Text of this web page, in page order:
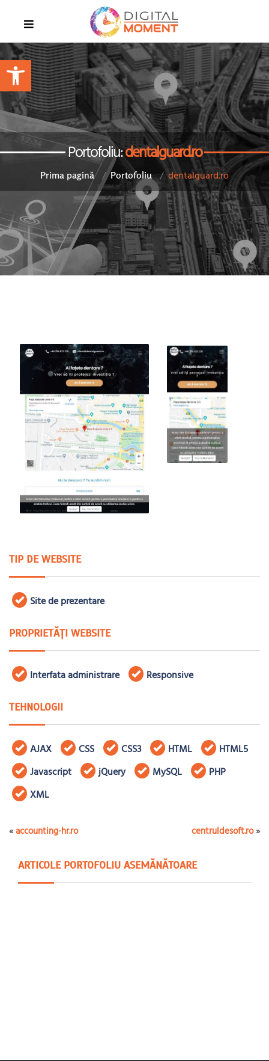
Portofoliu:dentalguard.ro
Prima pagină Portofoliu dentalguard.ro
TIP DE WEBSITE
Site de prezentare
PROPRIETĂȚI WEBSITE
Interfata administrare Responsive
TEHNOLOGII
AJAX CSS CSS3 HTML
HTML5
Javascript
jQuery MySQL
PHP
XML
«accounting-hr.ro centruldesoft.ro»
ARTICOLE PORTOFOLIU ASEMĂNĂTOARE
Open toolbar